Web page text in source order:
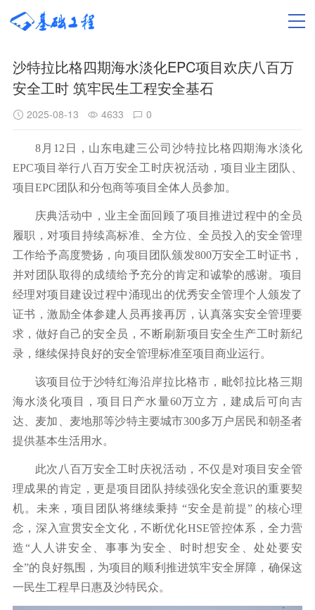
沙特拉比格四期海水淡化EPC项目欢庆八百万
安全工时 筑牢民生工程安全基石
2025-08-13 4633 0
8月12日，山东电建三公司沙特拉比格四期海水淡化
EPC项目举行八百万安全工时庆祝活动，项目业主团队、
项目EPC团队和分包商等项目全体人员参加。
庆典活动中，业主全面回顾了项目推进过程中的全员
履职，对项目持续高标准、全方位、全员投入的安全管理
工作给予高度赞扬，向项目团队颁发800万安全工时证书，
并对团队取得的成绩给予充分的肯定和诚挚的感谢。项目
经理对项目建设过程中涌现出的优秀安全管理个人颁发了
证书，激励全体参建人员再接再厉，认真落实安全管理要
求，做好自己的安全员，不断刷新项目安全生产工时新纪
录，继续保持良好的安全管理标准至项目商业运行。
该项目位于沙特红海沿岸拉比格市，毗邻拉比格三期
海水淡化项目，项目日产水量60万立方，建成后可向吉
达、麦加、麦地那等沙特主要城市300多万户居民和朝圣者
提供基本生活用水。
此次八百万安全工时庆祝活动，不仅是对项目安全管
理成果的肯定，更是项目团队持续强化安全意识的重要契
机。未来，项目团队将继续秉持 “安全是前提” 的核心理
念，深入宣贯安全文化，不断优化HSE管控体系，全力营
造“人人讲安全、事事为安全、时时想安全、处处要安
全”的良好氛围，为项目的顺利推进筑牢安全屏障，确保这
一民生工程早日惠及沙特民众。